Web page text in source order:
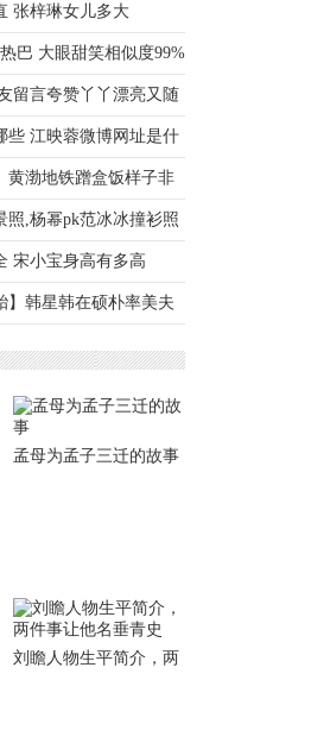
张梓琳女儿多大
巴 大眼甜笑相似度99%
留言夸赞丫丫漂亮又随
些 江映蓉微博网址是什
黄渤地铁蹭盒饭样子非
照,杨幂pk范冰冰撞衫照
宋小宝身高有多高
】韩星韩在硕朴率美夫
孟母为孟子三迁的故事
刘瞻人物生平简介，两